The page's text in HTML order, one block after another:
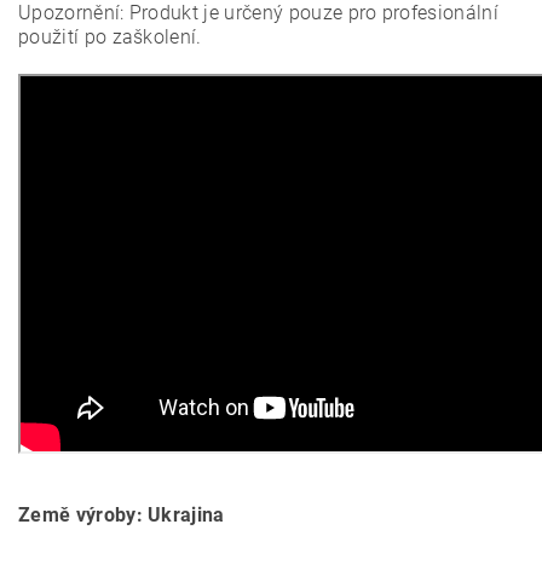
Upozornění: Produkt je určený pouze pro profesionální
použití po zaškolení.
Země výroby: Ukrajina